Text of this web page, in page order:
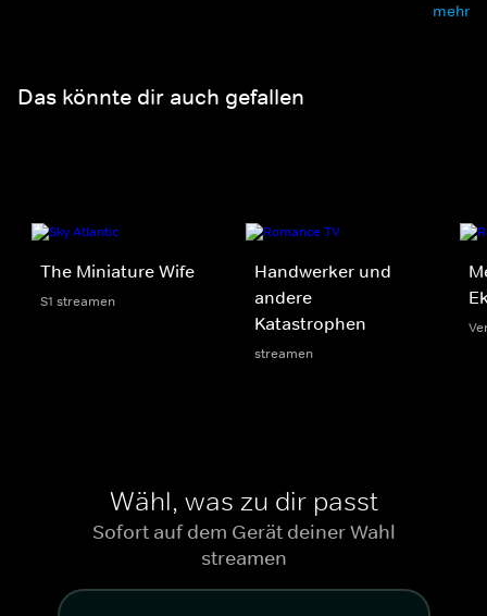
mehr
Das könnte dir auch gefallen
The Miniature Wife
S1 streamen
Handwerker und
andere
Katastrophen
streamen
Wähl, was zu dir passt
Sofort auf dem Gerät deiner Wahl
streamen